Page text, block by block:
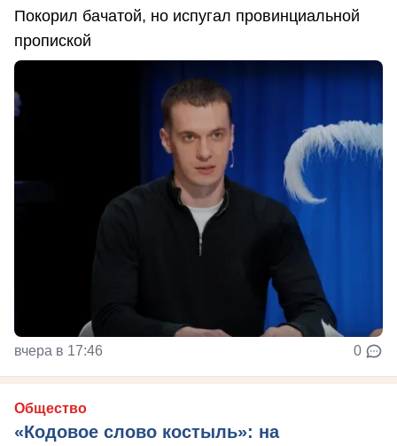
Покорил бачатой, но испугал провинциальной
пропиской
вчера в 17:46 0
Общество
«Кодовое слово костыль»: на